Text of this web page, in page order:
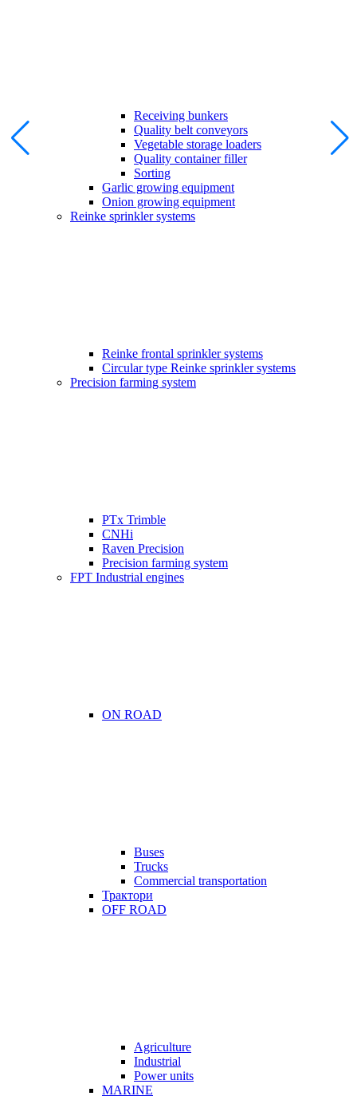
Receiving bunkers
Quality belt conveyors
Vegetable storage loaders
Quality container filler
Sorting
Garlic growing equipment
Onion growing equipment
Reinke sprinkler systems
Reinke frontal sprinkler systems
Circular type Reinke sprinkler systems
Precision farming system
PTx Trimble
CNHi
Raven Precision
Precision farming system
FPT Industrial engines
ON ROAD
Buses
Trucks
Commercial transportation
Трактори
OFF ROAD
Agriculture
Industrial
Power units
MARINE